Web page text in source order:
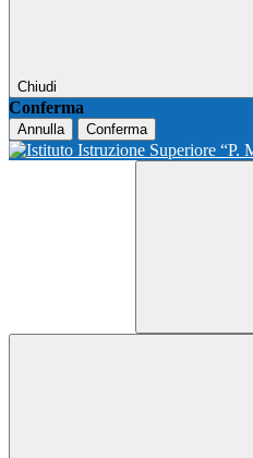
Chiudi
Conferma
Annulla Conferma